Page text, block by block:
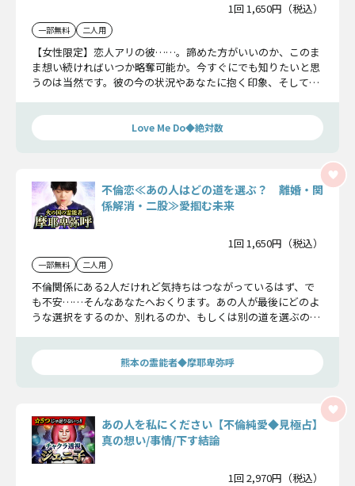
1回 1,650円（税込）
一部無料 二人用
【女性限定】恋人アリの彼……。諦めた方がいいのか、このま
ま想い続ければいつか略奪可能か。今すぐにでも知りたいと思
うのは当然です。彼の今の状況やあなたに抱く印象、そして最
Love Me Do◆絶対数
不倫恋≪あの人はどの道を選ぶ？ 離婚・関
係解消・二股≫愛掴む未来
1回 1,650円（税込）
一部無料 二人用
不倫関係にある2人だけれど気持ちはつながっているはず、で
も不安……そんなあなたへおくります。あの人が最後にどのよ
うな選択をするのか、別れるのか、もしくは別の道を選ぶの
熊本の霊能者◆摩耶卑弥呼
あの人を私にください【不倫純愛◆見極占】
真の想い/事情/下す結論
1回 2,970円（税込）